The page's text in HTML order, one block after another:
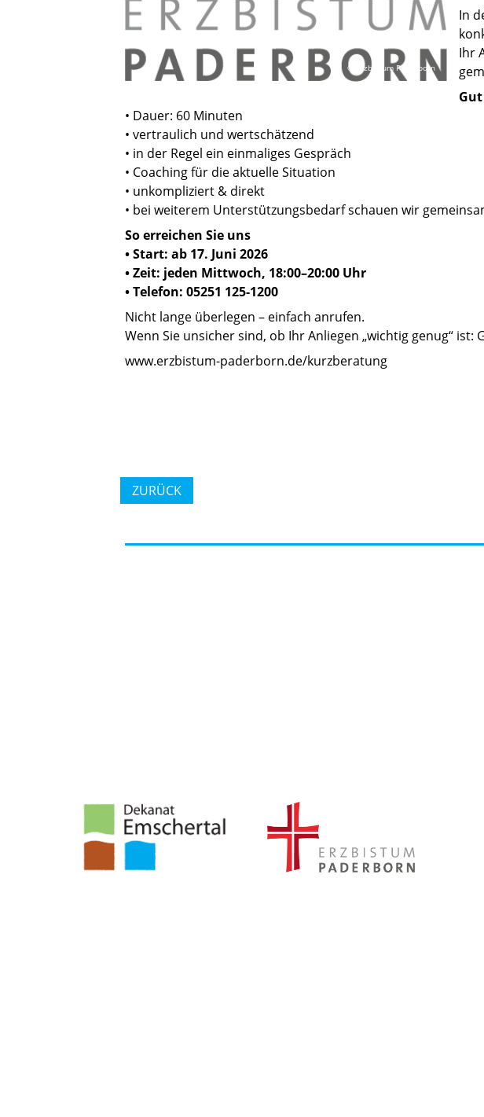
© Erzbistum Paderborn
In
Ihr
• Dauer: 60 Minuten
• vertraulich und wertschätzend
• in der Regel ein einmaliges Gespräch
• Coaching für die aktuelle Situation
• unkompliziert & direkt
• bei weiterem Unterstützungsbedarf schauen wir
So erreichen Sie uns
• Start: ab 17. Juni 2026
• Zeit: jeden Mittwoch, 18:00–20:00 Uhr
• Telefon: 05251 125-1200
Nicht lange überlegen – einfach anrufen.
Wenn Sie unsicher sind, ob Ihr Anliegen „wichtig genug“
www.erzbistum-paderborn.de/kurzberatung
ZURÜCK